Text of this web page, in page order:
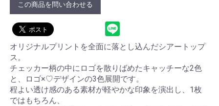
この商品を問い合わせる
オリジナルプリントを全面に落とし込んだシアートップ
ス。
チェッカー柄の中にロゴを散りばめたキャッチーな2色
と、ロゴ×♡デザインの3色展開です。
程よい透け感のある素材が軽やかな印象を演出し、1枚
ではもちろん、